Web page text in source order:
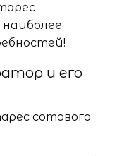
и его
сотового